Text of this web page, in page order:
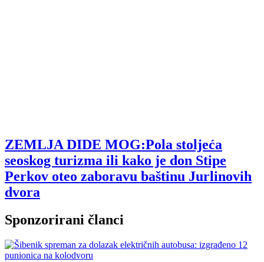
ZEMLJA DIDE MOG:Pola stoljeća
seoskog turizma ili kako je don Stipe
Perkov oteo zaboravu baštinu Jurlinovih
dvora
Sponzorirani članci